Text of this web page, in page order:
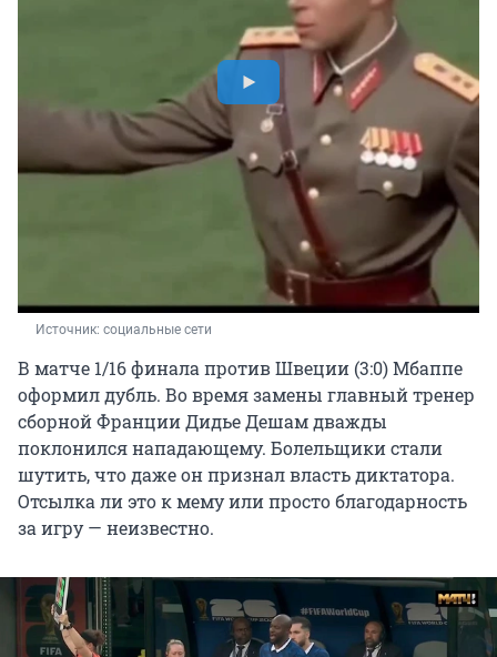
Источник: социальные сети
В матче 1/16 финала против Швеции (3:0) Мбаппе
оформил дубль. Во время замены главный тренер
сборной Франции Дидье Дешам дважды
поклонился нападающему. Болельщики стали
шутить, что даже он признал власть диктатора.
Отсылка ли это к мему или просто благодарность
за игру — неизвестно.